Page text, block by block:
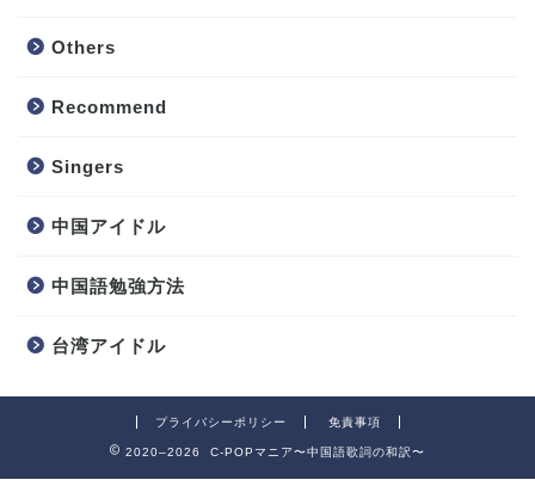
Others
Recommend
Singers
中国アイドル
中国語勉強方法
台湾アイドル
プライバシーポリシー 免責事項
2020–2026 C-POPマニア〜中国語歌詞の和訳〜